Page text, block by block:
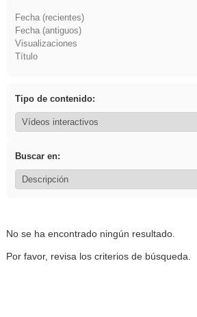
Fecha (recientes)
Fecha (antiguos)
Visualizaciones
Título
Tipo de contenido:
Buscar en:
No se ha encontrado ningún resultado.
Por favor, revisa los criterios de búsqueda.